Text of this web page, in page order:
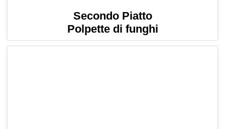
Secondo Piatto
Polpette di funghi